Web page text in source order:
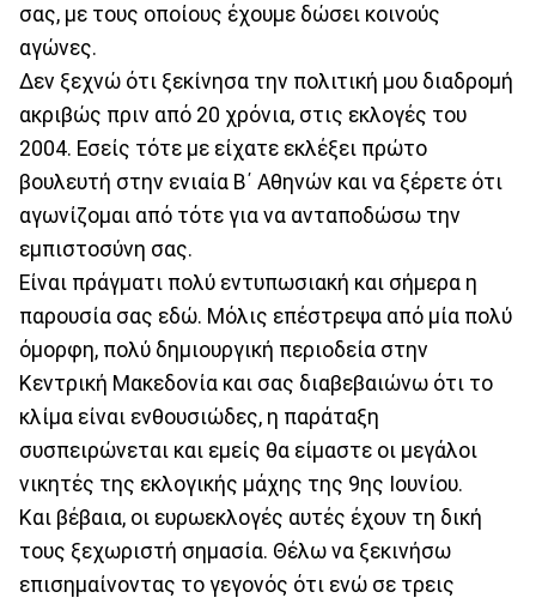
σας, με τους οποίους έχουμε δώσει κοινούς
αγώνες.
Δεν ξεχνώ ότι ξεκίνησα την πολιτική μου διαδρομή
ακριβώς πριν από 20 χρόνια, στις εκλογές του
2004. Εσείς τότε με είχατε εκλέξει πρώτο
βουλευτή στην ενιαία Β΄ Αθηνών και να ξέρετε ότι
αγωνίζομαι από τότε για να ανταποδώσω την
εμπιστοσύνη σας.
Είναι πράγματι πολύ εντυπωσιακή και σήμερα η
παρουσία σας εδώ. Μόλις επέστρεψα από μία πολύ
όμορφη, πολύ δημιουργική περιοδεία στην
Κεντρική Μακεδονία και σας διαβεβαιώνω ότι το
κλίμα είναι ενθουσιώδες, η παράταξη
συσπειρώνεται και εμείς θα είμαστε οι μεγάλοι
νικητές της εκλογικής μάχης της 9ης Ιουνίου.
Και βέβαια, οι ευρωεκλογές αυτές έχουν τη δική
τους ξεχωριστή σημασία. Θέλω να ξεκινήσω
επισημαίνοντας το γεγονός ότι ενώ σε τρεις